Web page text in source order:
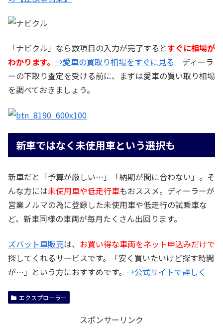
「ナビクル」なら数項目の入力が完了するとすぐに相場が
わかります。 →愛車の買取り相場をすぐに見る ディーラ
ーの下取り査定を受ける前に、まずは愛車の買い取り相場
を調べておきましょう。
新車ではなく未使用車という選択も
新車だと「予算が厳しい…」「納期が間に合わない」。そ
んな方には未使用車や低走行車もおススメ。ディーラーが
営業ノルマの為に登録した未使用車や低走行の試乗車な
ど、新車同様の車両が毎月たくさん出回ります。
ズバット車販売は、 お買い得な車両をネット申込みだけで
探してくれるサービスです。「安く買いたいけど探す時間
が…」という方におすすめです。 →公式サイトで詳しく
エクスプローラー
スポンサーリンク